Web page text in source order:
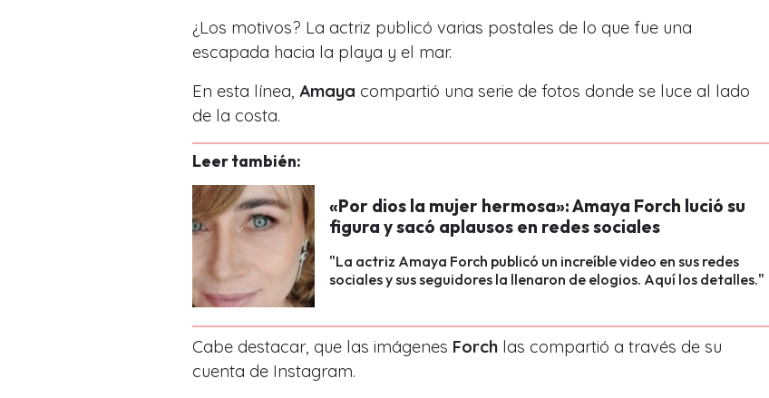
¿Los motivos? La actriz publicó varias postales de lo que fue una
escapada hacia la playa y el mar.
En esta línea, Amaya compartió una serie de fotos donde se luce al lado
de la costa.
Leer también:
«Por dios la mujer hermosa»: Amaya Forch lució su
figura y sacó aplausos en redes sociales
"La actriz Amaya Forch publicó un increíble video en sus redes
sociales y sus seguidores la llenaron de elogios. Aquí los detalles."
Cabe destacar, que las imágenes Forch las compartió a través de su
cuenta de Instagram.